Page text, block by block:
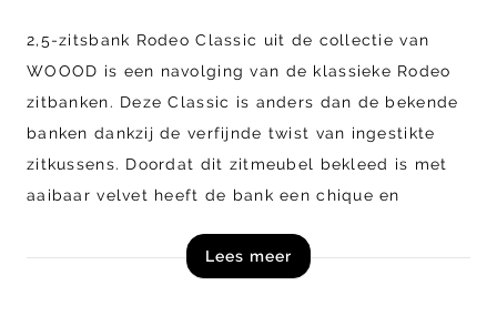
2,5-zitsbank Rodeo Classic uit de collectie van
WOOOD is een navolging van de klassieke Rodeo
zitbanken. Deze Classic is anders dan de bekende
banken dankzij de verfijnde twist van ingestikte
zitkussens. Doordat dit zitmeubel bekleed is met
aaibaar velvet heeft de bank een chique en
ondersteund door zwarte ranke metalen poten.
Lees meer